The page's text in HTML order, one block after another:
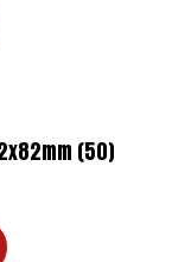
(50)